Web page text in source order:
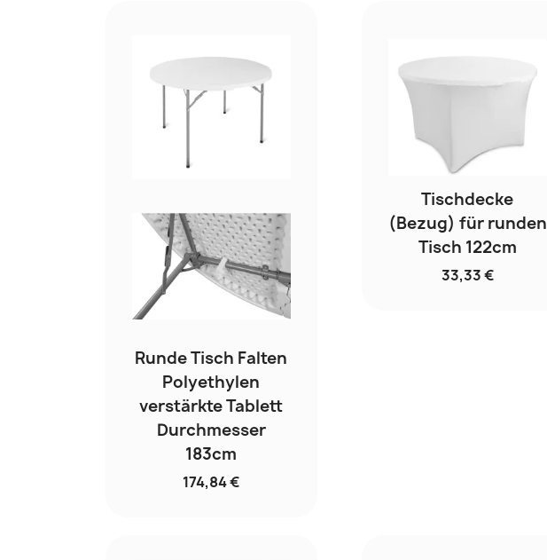
Runde Tisch Falten
Polyethylen
verstärkte Tablett
Durchmesser
183cm
174,84 €
Tischdecke
(Bezug) für runden
Tisch 122cm
33,33 €